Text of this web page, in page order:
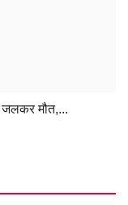
जलकर मौत,...